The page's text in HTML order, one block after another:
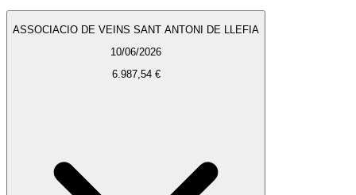
ASSOCIACIO DE VEINS SANT ANTONI DE LLEFIA
10/06/2026
6.987,54 €